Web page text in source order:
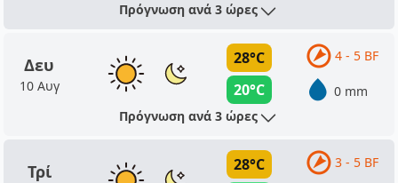
Πρόγνωση ανά 3 ώρες
Δευ
10 Αυγ
28°C
20°C
4 - 5 BF
0 mm
Πρόγνωση ανά 3 ώρες
Τρί
28°C
3 - 5 BF